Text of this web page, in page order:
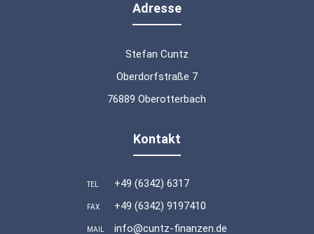
Adresse
Stefan Cuntz
Oberdorfstraße 7
76889 Oberotterbach
Kontakt
TEL +49 (6342) 6317
FAX +49 (6342) 9197410
MAIL info@cuntz-finanzen.de